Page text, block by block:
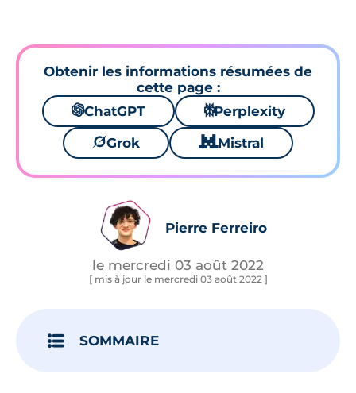
Obtenir les informations résumées de
cette page :
🌌ChatGPT ⚙Perplexity
🪐Grok 🐱 Mistral
Pierre Ferreiro
le mercredi 03 août 2022
[ mis à jour le mercredi 03 août 2022 ]
SOMMAIRE